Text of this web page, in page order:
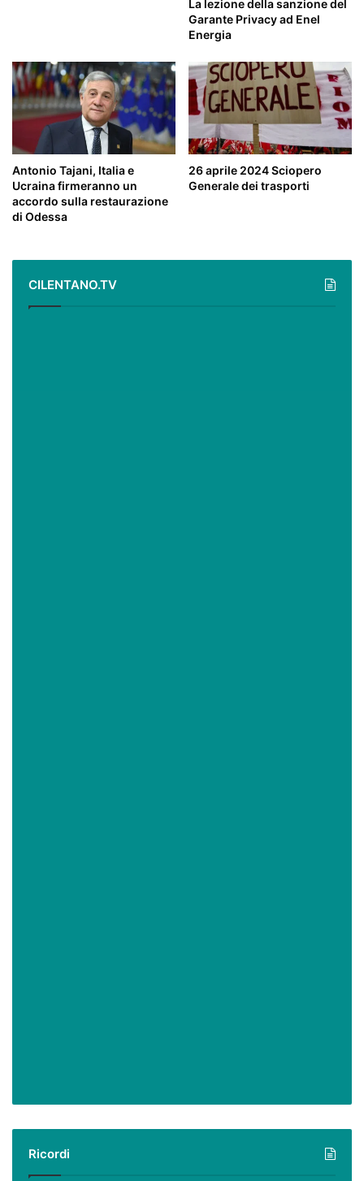
La lezione della sanzione del
Garante Privacy ad Enel
Energia
Antonio Tajani, Italia e
Ucraina firmeranno un
accordo sulla restaurazione
di Odessa
26 aprile 2024 Sciopero
Generale dei trasporti
CILENTANO.TV
Ricordi